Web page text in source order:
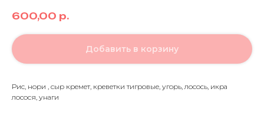
600,00 р.
Добавить в корзину
Рис, нори , сыр кремет, креветки тигровые, угорь, лосось, икра
лосося, унаги